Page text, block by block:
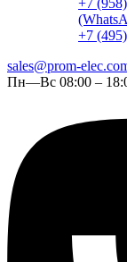
+7
+7
sales@prom-
Пн—Вс 08:00 –